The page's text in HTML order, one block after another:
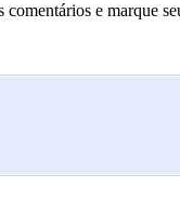
e marque